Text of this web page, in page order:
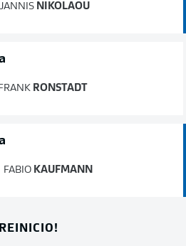
JANNIS NIKOLAOU
RONSTADT
FABIO KAUFMANN